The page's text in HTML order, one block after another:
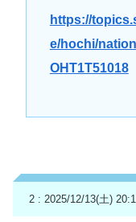
https://
e/hochi/
OHT1T51018
2 : 2025/12/13(土)